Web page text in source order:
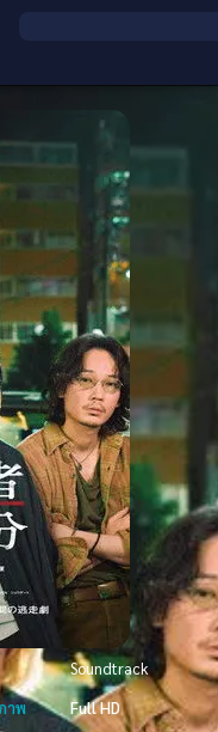
Soundtrack
าพ
Full HD